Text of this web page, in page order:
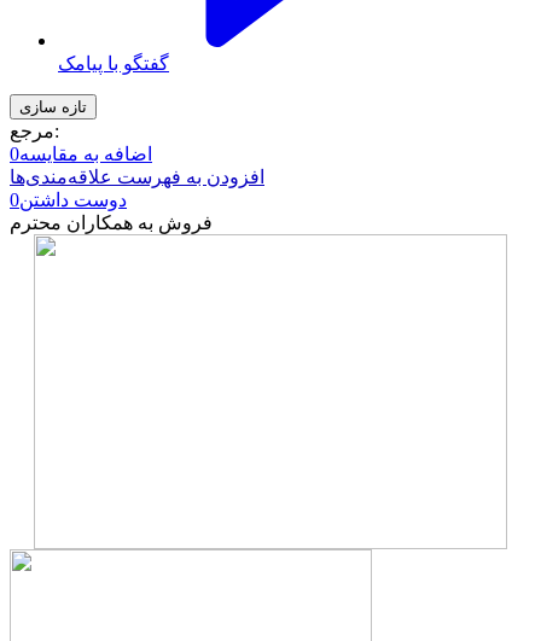
گفتگو با پیامک
مرجع:
اضافه به مقایسه0
افزودن به فهرست علاقه‌مندی‌ها
دوست داشتن0
فروش به همکاران محترم